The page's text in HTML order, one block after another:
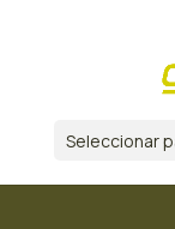
Seleccionar